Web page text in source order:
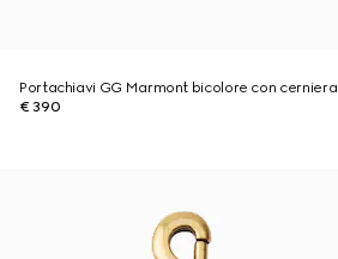
Portachiavi GG Marmont bicolore con cerniera
€ 390